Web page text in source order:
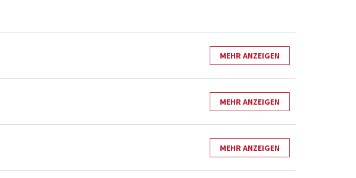
MEHR ANZEIGEN
MEHR ANZEIGEN
MEHR ANZEIGEN